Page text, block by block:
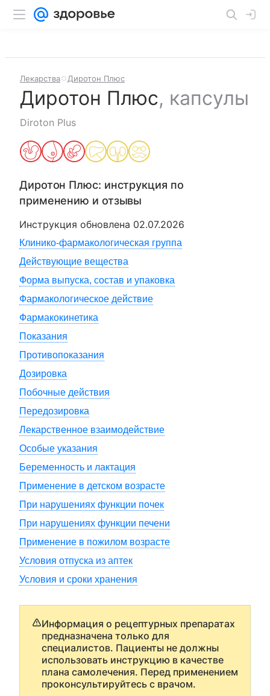
Лекарства Диротон Плюс
Диротон Плюс, капсулы
Diroton Plus
Диротон Плюс: инструкция по
применению и отзывы
Инструкция обновлена 02.07.2026
Клинико-фармакологическая группа
Действующие вещества
Форма выпуска, состав и упаковка
Фармакологическое действие
Фармакокинетика
Показания
Противопоказания
Дозировка
Побочные действия
Передозировка
Лекарственное взаимодействие
Особые указания
Беременность и лактация
Применение в детском возрасте
При нарушениях функции почек
При нарушениях функции печени
Применение в пожилом возрасте
Условия отпуска из аптек
Условия и сроки хранения
Информация о рецептурных препаратах
предназначена только для
специалистов. Пациенты не должны
использовать инструкцию в качестве
плана самолечения. Перед применением
проконсультируйтесь с врачом.